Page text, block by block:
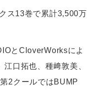
ス13巻で累計3,500万
とCloverWorksによ
口拓也、種﨑敦美、
2クールではBUMP